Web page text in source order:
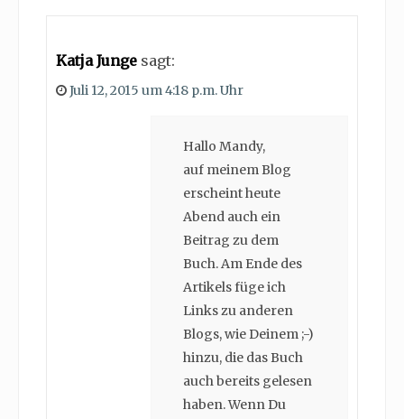
Katja Junge sagt:
Juli 12, 2015 um 4:18 p.m. Uhr
Hallo Mandy,
auf meinem Blog
erscheint heute
Abend auch ein
Beitrag zu dem
Buch. Am Ende des
Artikels füge ich
Links zu anderen
Blogs, wie Deinem ;-)
hinzu, die das Buch
auch bereits gelesen
haben. Wenn Du